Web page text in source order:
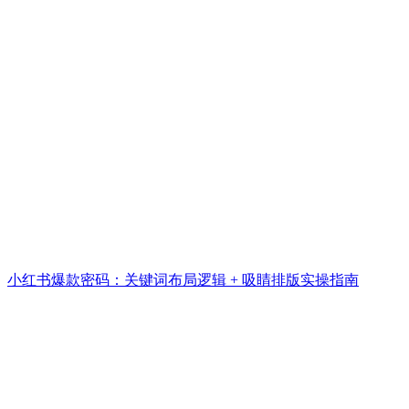
小红书爆款密码：关键词布局逻辑 + 吸睛排版实操指南